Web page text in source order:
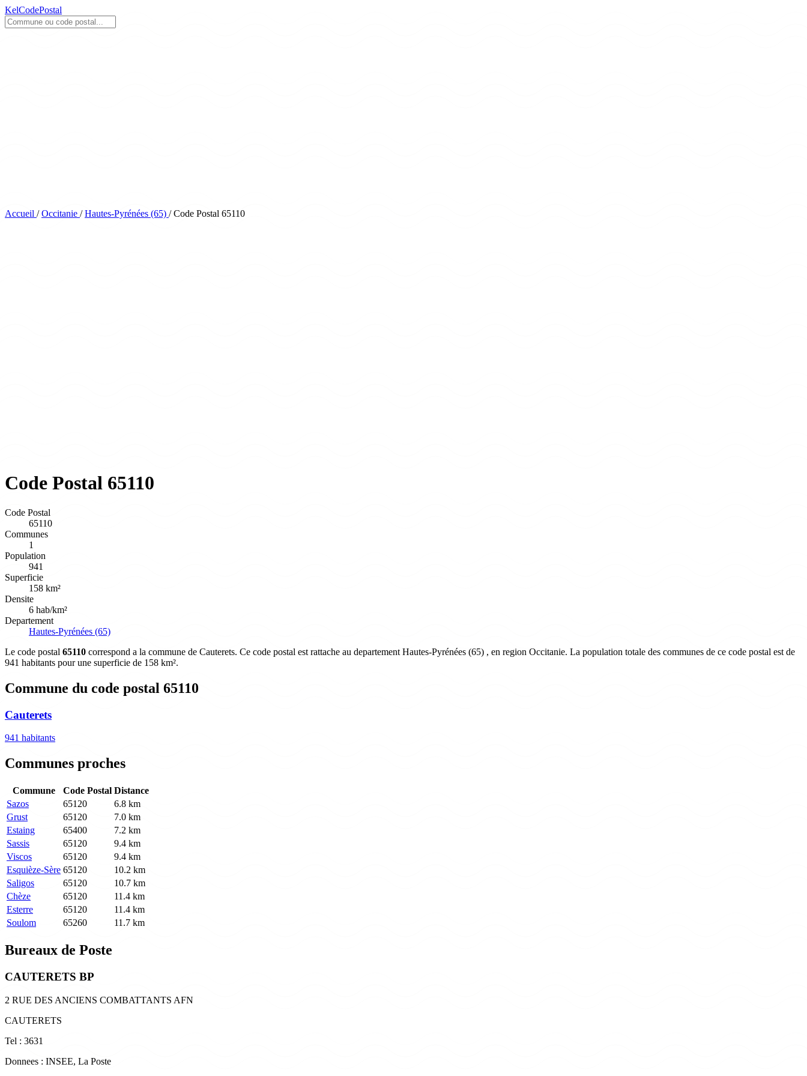
KelCodePostal
Accueil / Occitanie / Hautes-Pyrénées (65) / Code Postal 65110
Code Postal 65110
Code Postal
65110
Communes
1
Population
941
Superficie
158 km²
Densite
6 hab/km²
Departement
Hautes-Pyrénées (65)
Le code postal 65110 correspond a la commune de Cauterets. Ce code postal est rattache au departement Hautes-Pyrénées (65) , en region Occitanie. La population totale des communes de ce code postal est de
941 habitants pour une superficie de 158 km².
Commune du code postal 65110
Cauterets
941 habitants
Communes proches
Commune Code Postal Distance
Sazos
65120
6.8 km
Grust
65120
7.0 km
Estaing
65400
7.2 km
Sassis
65120
9.4 km
Viscos
65120
9.4 km
Esquièze-Sère 65120
10.2 km
Saligos
65120
10.7 km
Chèze
65120
11.4 km
Esterre
65120
11.4 km
Soulom
65260 11.7 km
Bureaux de Poste
CAUTERETS BP
2 RUE DES ANCIENS COMBATTANTS AFN
CAUTERETS
Tel : 3631
Donnees : INSEE, La Poste